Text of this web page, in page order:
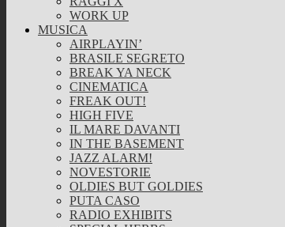
WORK UP
MUSICA
AIRPLAYIN’
BRASILE SEGRETO
BREAK YA NECK
CINEMATICA
FREAK OUT!
HIGH FIVE
IL MARE DAVANTI
IN THE BASEMENT
JAZZ ALARM!
NOVESTORIE
OLDIES BUT GOLDIES
PUTA CASO
RADIO EXHIBITS